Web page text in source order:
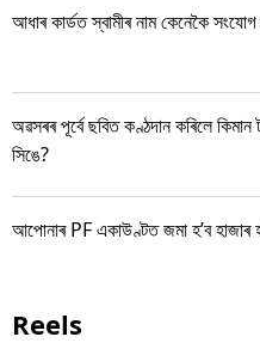
আধাৰ কাৰ্ডত স্বামীৰ নাম কেনেকৈ
অৱসৰৰ পূৰ্বে ছবিত কণ্ঠদান কৰিলে
সিঙে?
আপোনাৰ PF একাউণ্টত জমা হ’ব হাজাৰ
Reels